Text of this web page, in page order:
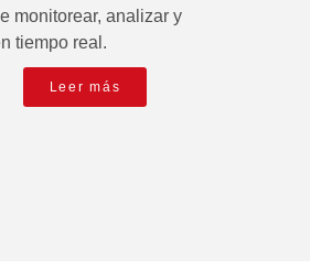
monitorear, analizar y
tiempo real.
Leer más